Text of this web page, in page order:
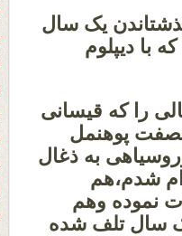
یک سال
با دیپلوم
را که قیسانی
پوهنمل
به ذغال
شدم،هم
نموده وهم
سال تلف شده